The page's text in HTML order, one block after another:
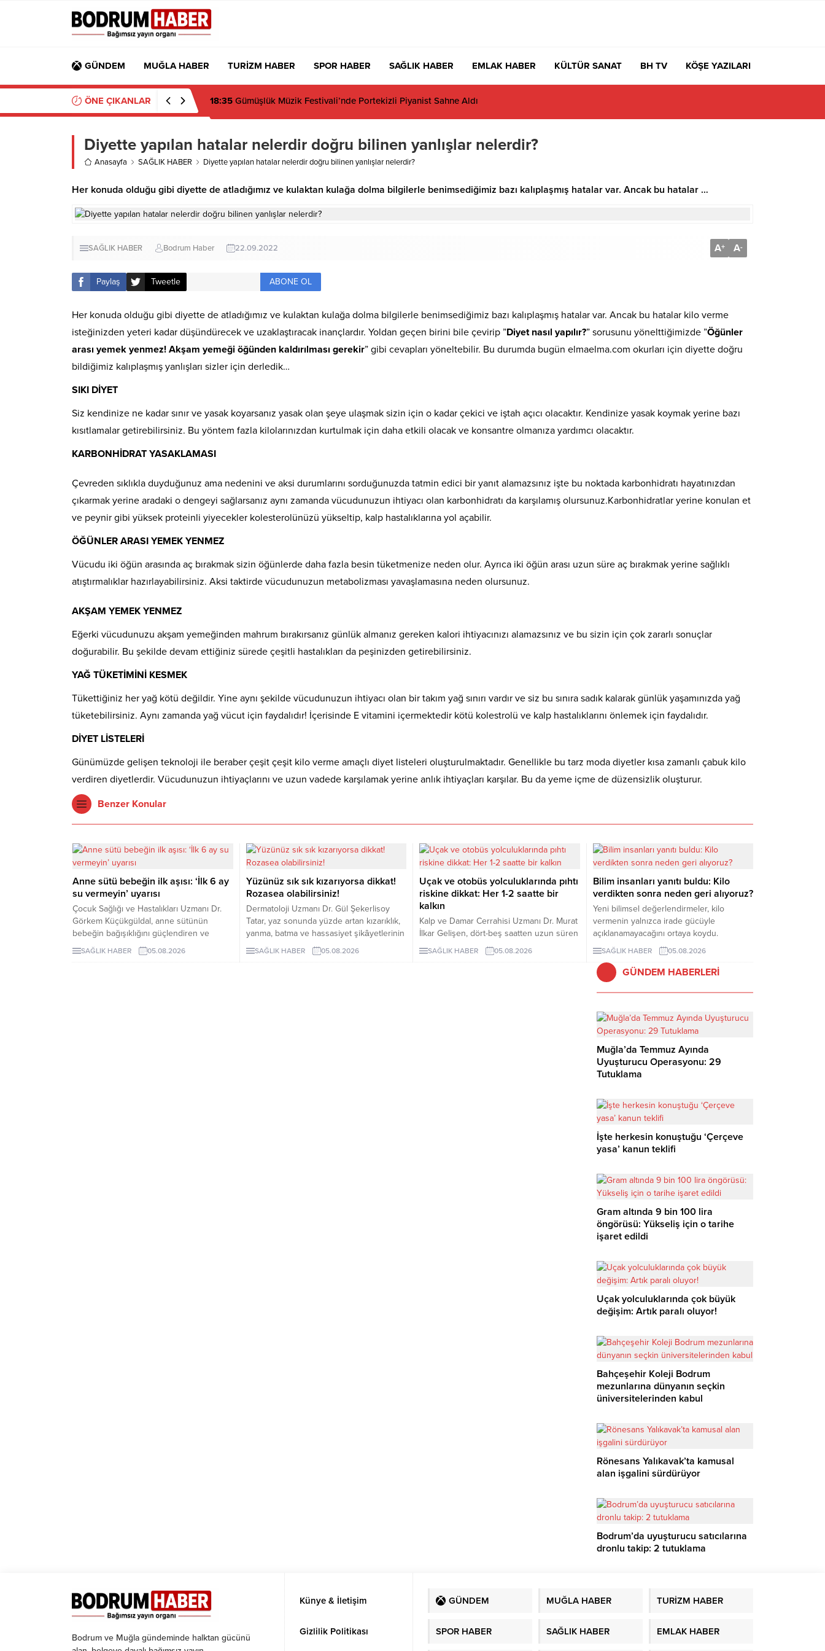
GÜNDEM MUĞLA HABER TURİZM HABER SPOR HABER SAĞLIK HABER EMLAK HABER KÜLTÜR SANAT BH TV KÖŞE YAZILARI
ÖNE ÇIKANLAR 18:35 Gümüşlük Müzik Festivali’nde Portekizli Piyanist Sahne Aldı
Diyette yapılan hatalar nelerdir doğru bilinen yanlışlar nelerdir?
Anasayfa SAĞLIK HABER Diyette yapılan hatalar nelerdir doğru bilinen yanlışlar nelerdir?
Her konuda olduğu gibi diyette de atladığımız ve kulaktan kulağa dolma bilgilerle benimsediğimiz bazı kalıplaşmış hatalar var. Ancak bu hatalar …
SAĞLIK HABER Bodrum Haber 22.09.2022 A+ A-
Paylaş Tweetle ABONE OL
Her konuda olduğu gibi diyette de atladığımız ve kulaktan kulağa dolma bilgilerle benimsediğimiz bazı kalıplaşmış hatalar var. Ancak bu hatalar kilo verme
isteğinizden yeteri kadar düşündürecek ve uzaklaştıracak inançlardır. Yoldan geçen birini bile çevirip ”Diyet nasıl yapılır?” sorusunu yönelttiğimizde ”Öğünler
arası yemek yenmez! Akşam yemeği öğünden kaldırılması gerekir” gibi cevapları yöneltebilir. Bu durumda bugün elmaelma.com okurları için diyette doğru
bildiğimiz kalıplaşmış yanlışları sizler için derledik…
SIKI DİYET
Siz kendinize ne kadar sınır ve yasak koyarsanız yasak olan şeye ulaşmak sizin için o kadar çekici ve iştah açıcı olacaktır. Kendinize yasak koymak yerine bazı
kısıtlamalar getirebilirsiniz. Bu yöntem fazla kilolarınızdan kurtulmak için daha etkili olacak ve konsantre olmanıza yardımcı olacaktır.
KARBONHİDRAT YASAKLAMASI
Çevreden sıklıkla duyduğunuz ama nedenini ve aksi durumlarını sorduğunuzda tatmin edici bir yanıt alamazsınız işte bu noktada karbonhidratı hayatınızdan
çıkarmak yerine aradaki o dengeyi sağlarsanız aynı zamanda vücudunuzun ihtiyacı olan karbonhidratı da karşılamış olursunuz.Karbonhidratlar yerine konulan et
ve peynir gibi yüksek proteinli yiyecekler kolesterolünüzü yükseltip, kalp hastalıklarına yol açabilir.
ÖĞÜNLER ARASI YEMEK YENMEZ
Vücudu iki öğün arasında aç bırakmak sizin öğünlerde daha fazla besin tüketmenize neden olur. Ayrıca iki öğün arası uzun süre aç bırakmak yerine sağlıklı
atıştırmalıklar hazırlayabilirsiniz. Aksi taktirde vücudunuzun metabolizması yavaşlamasına neden olursunuz.
AKŞAM YEMEK YENMEZ
Eğerki vücudunuzu akşam yemeğinden mahrum bırakırsanız günlük almanız gereken kalori ihtiyacınızı alamazsınız ve bu sizin için çok zararlı sonuçlar
doğurabilir. Bu şekilde devam ettiğiniz sürede çeşitli hastalıkları da peşinizden getirebilirsiniz.
YAĞ TÜKETİMİNİ KESMEK
Tükettiğiniz her yağ kötü değildir. Yine aynı şekilde vücudunuzun ihtiyacı olan bir takım yağ sınırı vardır ve siz bu sınıra sadık kalarak günlük yaşamınızda yağ
tüketebilirsiniz. Aynı zamanda yağ vücut için faydalıdır! İçerisinde E vitamini içermektedir kötü kolestrolü ve kalp hastalıklarını önlemek için faydalıdır.
DİYET LİSTELERİ
Günümüzde gelişen teknoloji ile beraber çeşit çeşit kilo verme amaçlı diyet listeleri oluşturulmaktadır. Genellikle bu tarz moda diyetler kısa zamanlı çabuk kilo
verdiren diyetlerdir. Vücudunuzun ihtiyaçlarını ve uzun vadede karşılamak yerine anlık ihtiyaçları karşılar. Bu da yeme içme de düzensizlik oluşturur.
Benzer Konular
Anne sütü bebeğin ilk aşısı: ‘İlk 6 ay
su vermeyin’ uyarısı
Çocuk Sağlığı ve Hastalıkları Uzmanı Dr.
Görkem Küçükgüldal, anne sütünün
bebeğin bağışıklığını güçlendiren ve
yaşam boyu sağlığın temelini oluşturan
“canlı bir biyolojik mucize” olduğunu
SAĞLIK HABER 05.08.2026
Yüzünüz sık sık kızarıyorsa dikkat!
Rozasea olabilirsiniz!
Dermatoloji Uzmanı Dr. Gül Şekerlisoy
Tatar, yaz sonunda yüzde artan kızarıklık,
yanma, batma ve hassasiyet şikâyetlerinin
yalnızca hassas ciltten
kaynaklanmayabileceğini söyledi. Tatar,
SAĞLIK HABER 05.08.2026
Uçak ve otobüs yolculuklarında pıhtı
riskine dikkat: Her 1-2 saatte bir
kalkın
Kalp ve Damar Cerrahisi Uzmanı Dr. Murat
İlkar Gelişen, dört-beş saatten uzun süren
uçak, otobüs ve otomobil yolculuklarında
hareketsiz kalmanın bacak
SAĞLIK HABER 05.08.2026
Bilim insanları yanıtı buldu: Kilo
verdikten sonra neden geri alıyoruz?
Yeni bilimsel değerlendirmeler, kilo
vermenin yalnızca irade gücüyle
açıklanamayacağını ortaya koydu.
Araştırmacılara göre beyin, hormonlar ve
yaşam koşulları kilo kaybını zorlaştırırken,
obezite biyolojik ve toplumsal boyutları
olan karmaşık bir sağlık sorunu olarak ele
alınmalı.
SAĞLIK HABER 05.08.2026
GÜNDEM HABERLERİ
Muğla’da Temmuz Ayında
Uyuşturucu Operasyonu: 29
Tutuklama
İşte herkesin konuştuğu ‘Çerçeve
yasa’ kanun teklifi
Gram altında 9 bin 100 lira
öngörüsü: Yükseliş için o tarihe
işaret edildi
Uçak yolculuklarında çok büyük
değişim: Artık paralı oluyor!
Bahçeşehir Koleji Bodrum
mezunlarına dünyanın seçkin
üniversitelerinden kabul
Rönesans Yalıkavak’ta kamusal
alan işgalini sürdürüyor
Bodrum’da uyuşturucu satıcılarına
dronlu takip: 2 tutuklama
Bodrum ve Muğla gündeminde halktan gücünü
Künye & İletişim
Gizlilik Politikası
GÜNDEM MUĞLA HABER TURİZM HABER
SPOR HABER SAĞLIK HABER EMLAK HABER